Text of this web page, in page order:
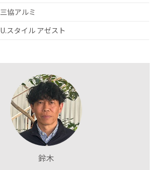
三協アルミ
U.スタイル アゼスト
鈴木